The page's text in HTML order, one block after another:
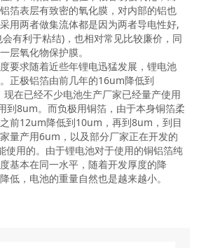
箔表层有致密的氧化膜，对内部的铝也
用两者做集流体都是因为两者导电性好,
有利于粘结)，也相对常见比较廉价，同
层氧化物保护膜。
求随着近些年锂电迅猛发展，锂电池
正极铝箔由前几年的16um降低到
在已经不少电池生产厂家已经量产使用
到8um。而负极用铜箔，由于本身铜箔柔
前12um降低到10um，再到8um，到目
量产用6um，以及部分厂家正在开发的
用的。由于锂电池对于使用的铜铝箔纯
基本在同一水平，随着开发厚度的降
低，电池的重量自然也是越来越小。